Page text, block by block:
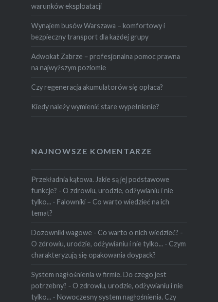
warunków eksploatacji
Wynajem busów Warszawa – komfortowy i
bezpieczny transport dla każdej grupy
Adwokat Zabrze – profesjonalna pomoc prawna
na najwyższym poziomie
Czy regeneracja akumulatorów się opłaca?
Kiedy należy wymienić stare wypełnienie?
NAJNOWSZE KOMENTARZE
Przekładnia kątowa. Jakie są jej podstawowe
funkcje? - O zdrowiu, urodzie, odżywianiu i nie
tylko... - Falowniki – Co warto wiedzieć na ich
temat?
Dozowniki wagowe - Co warto o nich wiedzieć? -
O zdrowiu, urodzie, odżywianiu i nie tylko... - Czym
charakteryzują się opakowania doypack?
System nagłośnienia w firmie. Do czego jest
potrzebny? - O zdrowiu, urodzie, odżywianiu i nie
tylko... - Nowoczesny system nagłośnienia. Czy